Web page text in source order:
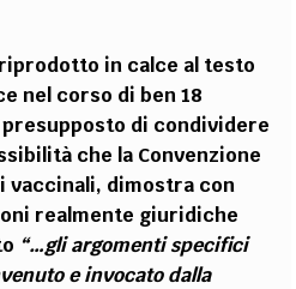
in calce al testo
nel corso di ben 18
di condividere
che la Convenzione
vaccinali, dimostra con
realmente giuridiche
“…gli argomenti specifici
e invocato dalla